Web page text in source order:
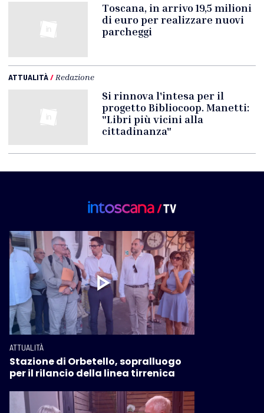
Toscana, in arrivo 19,5 milioni
di euro per realizzare nuovi
parcheggi
ATTUALITÀ/ Redazione
Si rinnova l'intesa per il
progetto Bibliocoop. Manetti:
"Libri più vicini alla
cittadinanza"
ATTUALITÀ
Stazione di Orbetello, sopralluogo
per il rilancio della linea tirrenica